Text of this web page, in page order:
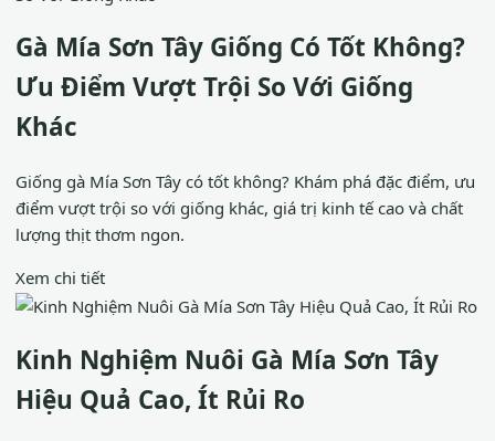
Gà Mía Sơn Tây Giống Có Tốt Không?
Ưu Điểm Vượt Trội So Với Giống
Khác
Giống gà Mía Sơn Tây có tốt không? Khám phá đặc điểm, ưu
điểm vượt trội so với giống khác, giá trị kinh tế cao và chất
lượng thịt thơm ngon.
Xem chi tiết
Kinh Nghiệm Nuôi Gà Mía Sơn Tây
Hiệu Quả Cao, Ít Rủi Ro